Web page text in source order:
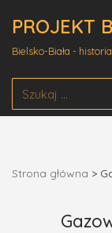
treści
PROJEKT
Bielsko-Biała - historia
Strona główna >